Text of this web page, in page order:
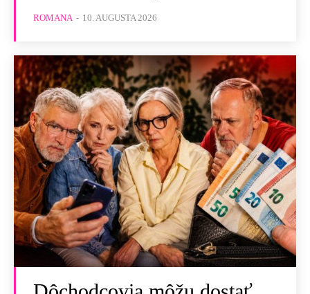
ROMANA - 10. AUGUSTA 2026